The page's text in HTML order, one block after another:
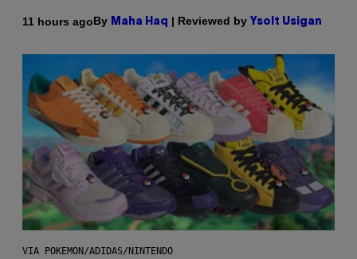
11 hours agoBy Maha Haq | Reviewed by Ysolt Usigan
VIA POKEMON/ADIDAS/NINTENDO